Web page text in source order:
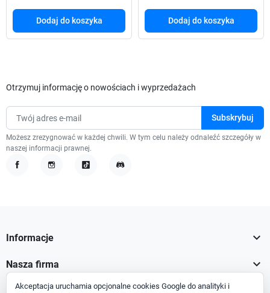
Dodaj do koszyka Dodaj do koszyka
Otrzymuj informację o nowościach i wyprzedażach
Możesz zrezygnować w każdej chwili. W tym celu należy odnaleźć szczegóły w
naszej informacji prawnej.
Informacje 
Nasza firma 
Akceptacja uruchamia opcjonalne cookies Google do analityki i